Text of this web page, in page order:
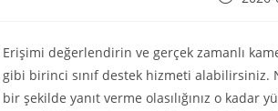
Erişimi değerlendirin ve gerçek zamanlı
gibi birinci sınıf destek hizmeti alabilirsiniz.
bir şekilde yanıt verme olasılığınız o kadar